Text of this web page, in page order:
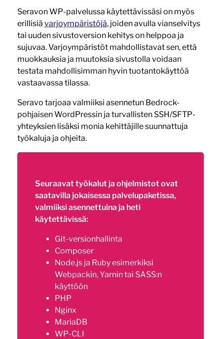
Seravon WP-palvelussa käytettävissäsi on myös
erillisiä varjoympäristöjä, joiden avulla vianselvitys
tai uuden sivustoversion kehitys on helppoa ja
sujuvaa. Varjoympäristöt mahdollistavat sen, että
muokkauksia ja muutoksia sivustolla voidaan
testata mahdollisimman hyvin tuotantokäyttöä
vastaavassa tilassa.
Seravo tarjoaa valmiiksi asennetun Bedrock-
pohjaisen WordPressin ja turvallisten SSH/SFTP-
yhteyksien lisäksi monia kehittäjille suunnattuja
työkaluja ja ohjeita.
Seuraavat työkalut ja ohjelmistot ovat
saatavilla jokaisessa palvelupaketissa,
valmiiksi asennettuina ja heti
käytettävissä:
Git-versionhallinta
Composer
Node.js ja Ruby esimerkiksi
Webpackin, Yarnin tai SASS:n
käyttöön
PHP
Nginx
MariaDB
WP-CLI